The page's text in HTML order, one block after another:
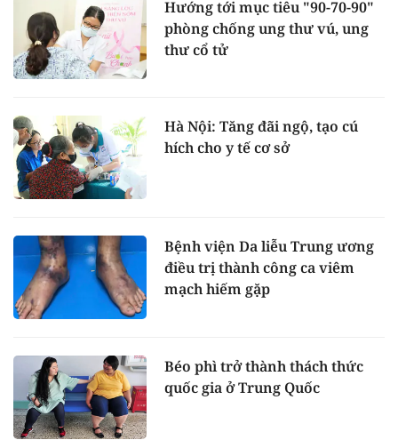
Hướng tới mục tiêu "90-70-90"
phòng chống ung thư vú, ung
thư cổ tử
Hà Nội: Tăng đãi ngộ, tạo cú
hích cho y tế cơ sở
Bệnh viện Da liễu Trung ương
điều trị thành công ca viêm
mạch hiếm gặp
Béo phì trở thành thách thức
quốc gia ở Trung Quốc